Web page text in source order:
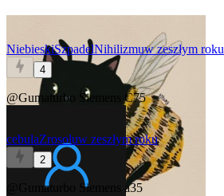
NiebieskiSzpadelNihilizmuw zeszłym roku
4
@Gumaturbo Siemens C75
cebulaZrosoluw zeszłym roku
2
@Gumaturbo Siemens a35